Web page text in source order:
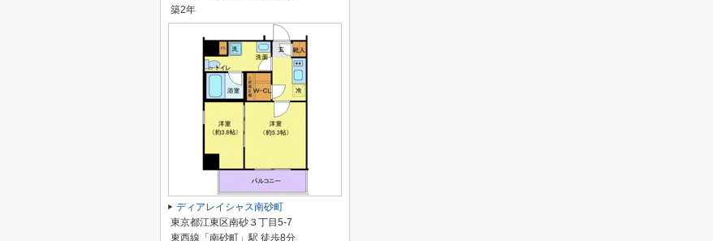
築2年
ディアレイシャス南砂町
東京都江東区南砂３丁目5-7
東西線「南砂町」駅 徒歩8分